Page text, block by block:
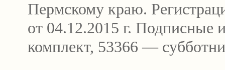
Пермскому краю.
от 04.12.2015 г.
комплект, 53366 —